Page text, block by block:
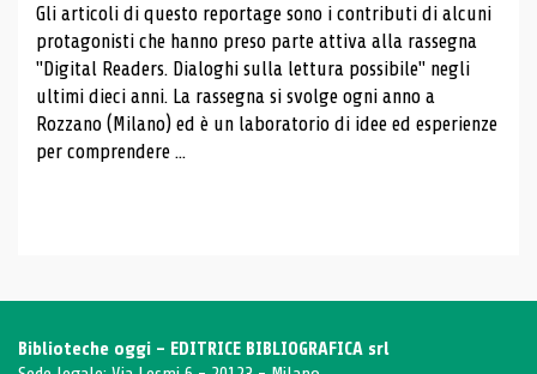
Gli articoli di questo reportage sono i contributi di alcuni
protagonisti che hanno preso parte attiva alla rassegna
"Digital Readers. Dialoghi sulla lettura possibile" negli
ultimi dieci anni. La rassegna si svolge ogni anno a
Rozzano (Milano) ed è un laboratorio di idee ed esperienze
per comprendere ...
Biblioteche oggi - EDITRICE BIBLIOGRAFICA srl